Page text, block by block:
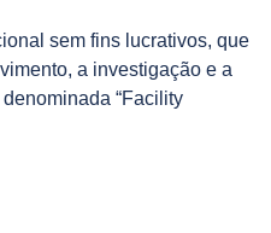
sem fins lucrativos, que
a investigação e a
“Facility